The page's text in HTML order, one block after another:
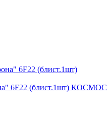
6F22 (блист.1шт) КОСМОС